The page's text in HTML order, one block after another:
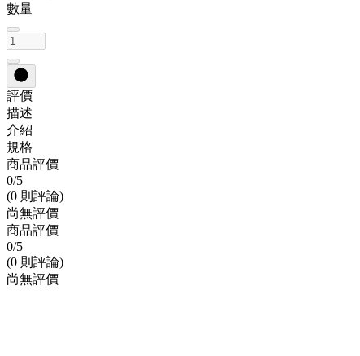
數量
評價
描述
介紹
規格
商品評價
0/5
(0 則評論)
尚無評價
商品評價
0/5
(0 則評論)
尚無評價